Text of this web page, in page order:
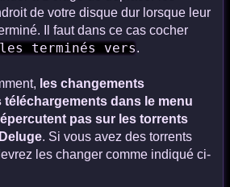
de votre disque dur lorsque leur
Il faut dans ce cas cocher
terminés vers.
les changements
dans le menu
pas sur les torrents
. Si vous avez des torrents
les changer comme indiqué ci-